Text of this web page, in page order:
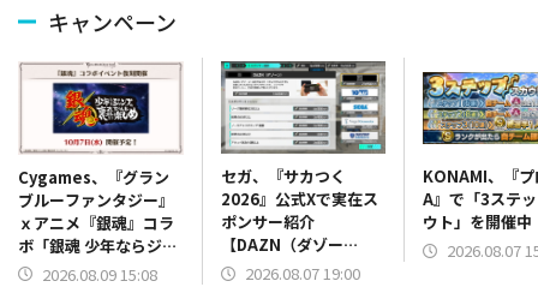
キャンペーン
Cygames、『グラン
ブルーファンタジー』
ｘアニメ『銀魂』コラ
ボ「銀魂 少年ならジャ
ンプの裏表紙までちゃ
2026.08.09 15:08
セガ、『サカつく
2026』公式Xで実在ス
ポンサー紹介
【DAZN（ダゾー
ン）】篇をポスト
2026.08.07 19:00
KONAMI、『
A』で「3ステ
ウト」を開催中
2026.08.07